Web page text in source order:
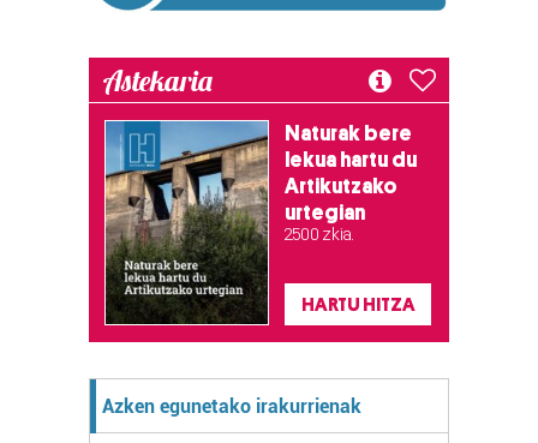
produktuak garatzeko. Zure datuak nork eta zertarako
Bazkide batzuek ez dizute baimenik eskatzen, eta beren
interes komertzial legitimoetan babesten dira. Ikusi gure
bazkideen zerrenda, beren ustez zein helburutarako
duten interes legitimoa eta horren aurka nola egin
dezakezun ikusteko.
Lortu zure datu pertsonalak prozesatzeko moduari
buruzko informazio gehiago eta ezarri zure lehentasunak
Webgune honek cookie propioak eta hirugarrenen cookie-
Astekaria
Naturak bere
lekua hartu du
Artikutzako
urtegian
2.500 zkia.
HARTU HITZA
Azken egunetako irakurrienak